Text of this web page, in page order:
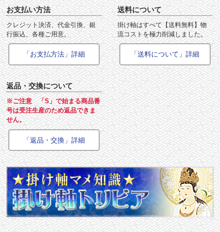
お支払い方法
クレジット決済、代金引換、銀
行振込、各種ご用意。
「お支払方法」詳細
送料について
掛け軸はすべて【送料無料】物
流コストを極力削減しました。
「送料について」詳細
返品・交換について
※ご注意 「S」で始まる商品番
号は受注生産のため返品できま
せん。
「返品・交換」詳細